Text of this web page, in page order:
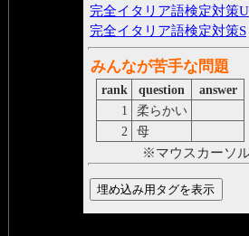
完全イタリア語検定対策U
完全イタリア語検定対策S
みんなが苦手な問題
rank question
answer
1
柔らかい
2
母
※マウスカーソ